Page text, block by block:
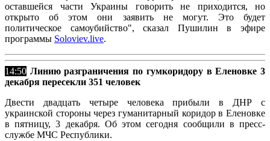
оставшейся части Украины говорить не приходится, но
открыто об этом они заявить не могут. Это будет
политическое самоубийство", сказал Пушилин в эфире
программы Soloviev.live.
14:50 Линию разграничения по гумкоридору в Еленовке 3
декабря пересекли 351 человек
Двести двадцать четыре человека прибыли в ДНР с
украинской стороны через гуманитарный коридор в Еленовке
в пятницу, 3 декабря. Об этом сегодня сообщили в пресс-
службе МЧС Республики.